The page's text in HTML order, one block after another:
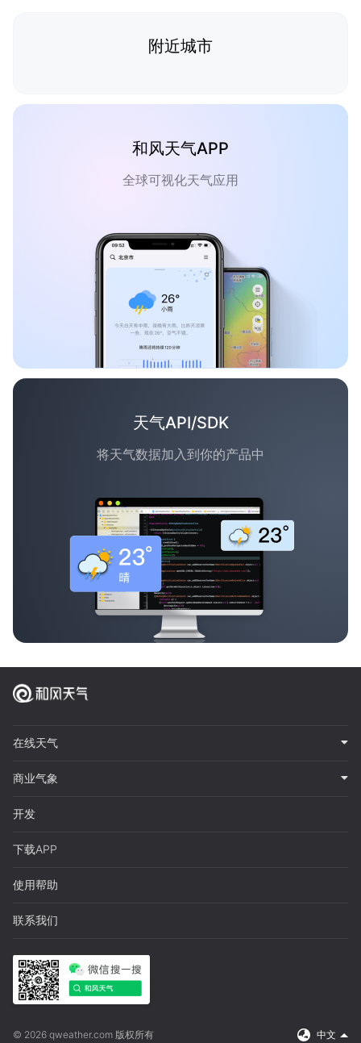
附近城市
和风天气APP
全球可视化天气应用
天气API/SDK
将天气数据加入到你的产品中
在线天气
商业气象
开发
下载APP
使用帮助
联系我们
© 2026 qweather.com 版权所有 中文